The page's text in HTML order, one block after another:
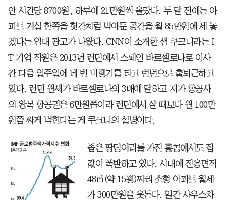
안 시간당 8700원, 하루에 21만원씩 올랐다. 두 달 전에는 아
파트 거실 한쪽을 헛간처럼 막아둔 공간을 월 85만원에 세 놓
겠다는 임대 광고가 나왔다. CNN이 소개한 샘 쿠크니라는 I
T 기업 직원은 2013년 런던에서 스페인 바르셀로나로 이사
간 다음 일주일에 네 번 비행기를 타고 런던으로 출퇴근하고
있다. 런던 월세가 바르셀로나의 3배에 달하고 저가 항공사
의 왕복 항공권은 6만원쯤이라 런던에서 살 때보다 월 100만
원쯤 싸게 먹힌다는 게 쿠크니의 설명이다.
좁은 땅덩어리를 가진 홍콩에서도 집
값이 폭발하고 있다. 시내에 전용면적
48㎡(약 15평)짜리 소형 아파트 월세
가 300만원을 웃돈다. 일간 사우스차